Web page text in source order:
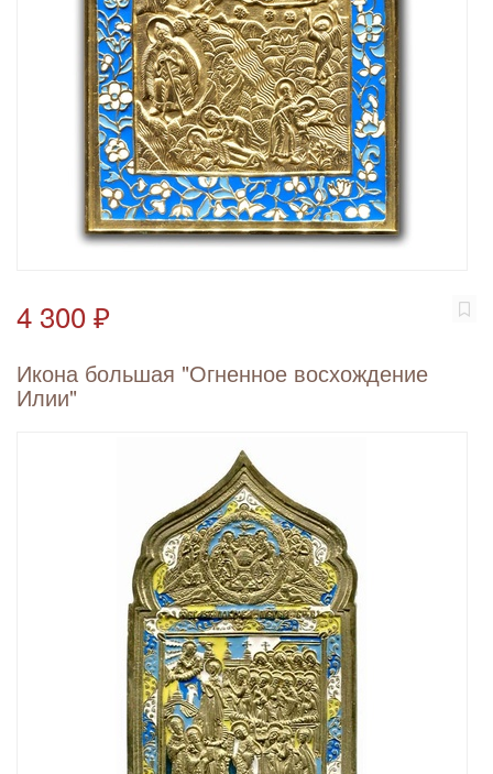
4 300 ₽
Икона большая "Огненное восхождение
Илии"